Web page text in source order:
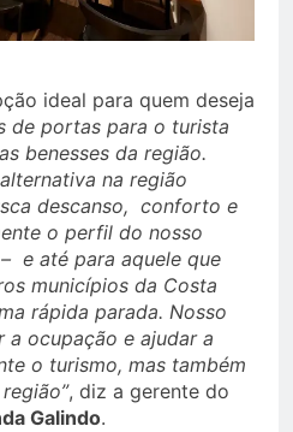
ideal para quem deseja
de portas para o turista
benesses da região.
na região
descanso, conforto e
o perfil do nosso
e até para aquele que
municípios da Costa
rápida parada. Nosso
a ocupação e ajudar a
o turismo, mas também
, diz a gerente do
Galindo.